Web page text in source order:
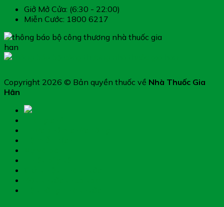
Giở Mở Cửa: (6:30 - 22:00)
Miễn Cước: 1800 6217
Copyright 2026 © Bản quyền thuốc về Nhà Thuốc Gia
Hân